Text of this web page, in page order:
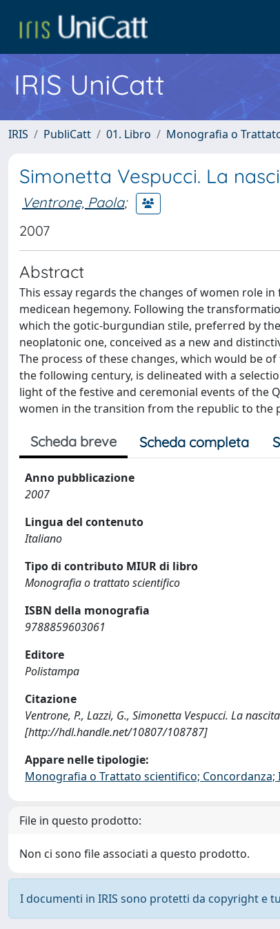
IRIS UniCatt
IRIS PubliCatt 01. Libro Monografia o
Simonetta Vespucci. La
Ventrone, Paola;
2007
Abstract
This essay regards the changes of women role
medicean hegemony. Following the
which the gotic-burgundian stile, preferred by
neoplatonic one, conceived as a new and
The process of these changes, which would be
the following century, is delineated with a
light of the festive and ceremonial events of the
women in the transition from the republic to the
Scheda breve Scheda completa
Anno pubblicazione
2007
Lingua del contenuto
Italiano
Tipo di contributo MIUR di libro
Monografia o trattato scientifico
ISBN della monografia
9788859603061
Editore
Polistampa
Citazione
Ventrone, P., Lazzi, G., Simonetta Vespucci. La
[http://hdl.handle.net/10807/108787]
Appare nelle tipologie:
Monografia o Trattato scientifico; Concordanza;
File in questo prodotto:
Non ci sono file associati a questo prodotto.
I documenti in IRIS sono protetti da copyright e